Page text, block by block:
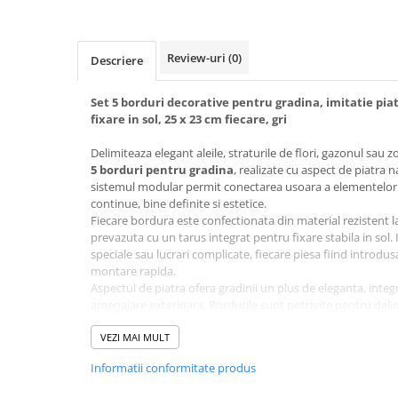
Descriere Review-uri (0)
Set 5 borduri decorative pentru gradina, imitatie
fixare in sol, 25 x 23 cm fiecare, gri
Delimiteaza elegant aleile, straturile de flori, gazonul sau
5 borduri pentru gradina, realizate cu aspect de piatra
sistemul modular permit conectarea usoara a
continue, bine definite si estetice.
Fiecare bordura este confectionata din material rezistent
prevazuta cu un tarus integrat pentru fixare stabila in sol.
speciale sau lucrari complicate, fiecare piesa fiind
montare rapida.
Aspectul de piatra ofera gradinii un plus de eleganta,
din jurul locuintei.
realiza trasee drepte, curbate sau circulare, in functie de
VEZI MAI MULT
Informatii conformitate produs